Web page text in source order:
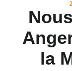
la